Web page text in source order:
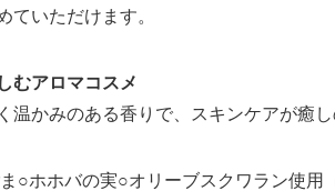
ていただけます。
むアロマコスメ
温かみのある香りで、スキンケアが癒し
○ホホバの実○オリーブスクワラン使用